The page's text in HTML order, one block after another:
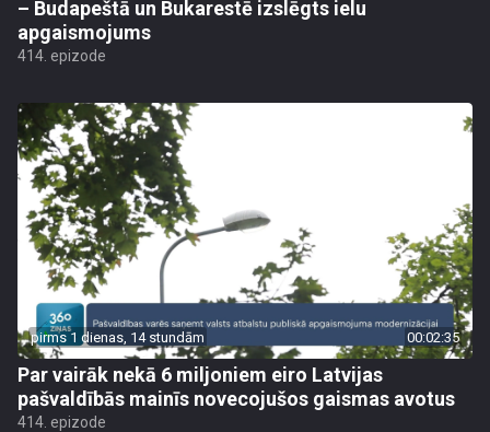
– Budapeštā un Bukarestē izslēgts ielu
apgaismojums
414. epizode
pirms 1 dienas, 14 stundām 00:02:35
Par vairāk nekā 6 miljoniem eiro Latvijas
pašvaldībās mainīs novecojušos gaismas avotus
414. epizode